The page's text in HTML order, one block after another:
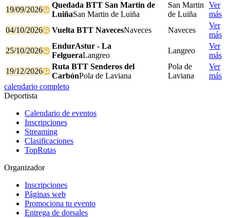
19/09/2026
Quedada BTT San Martin de
LuiñaSan Martin de Luiña
San Martin
de Luiña
Ver
más
04/10/2026
Vuelta BTT NavecesNaveces Naveces
Ver
más
25/10/2026
EndurAstur - La
FelgueraLangreo
Langreo
Ver
más
19/12/2026
Ruta BTT Senderos del
CarbónPola de Laviana
Pola de
Laviana
Ver
más
calendario completo
Deportista
Calendario de eventos
Inscripciones
Streaming
Clasificaciones
TopRutas
Organizador
Inscripciones
Páginas web
Promociona tu evento
Entrega de dorsales